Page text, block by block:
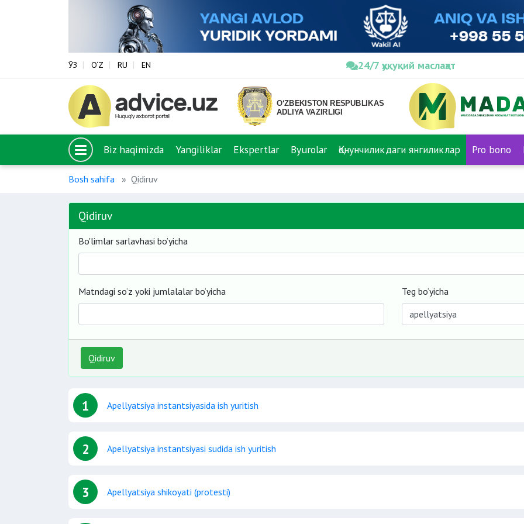
ЎЗ O‘Z RU EN 24/7 ҳуқуқий маслаҳат
Biz haqimizda Yangiliklar Ekspertlar Byurolar Қонунчиликдаги янгиликлар Pro bono
Bosh sahifa Qidiruv
Qidiruv
Bo'limlar sarlavhasi bo’yicha
Matndagi so‘z yoki jumlalalar bo‘yicha Teg bo‘yicha
Qidiruv
1 Apellyatsiya instantsiyasida ish yuritish
2 Apellyatsiya instantsiyasi sudida ish yuritish
3 Apellyatsiya shikoyati (protesti)